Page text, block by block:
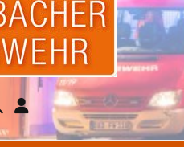
Steinbacher
Feuerwehr
da